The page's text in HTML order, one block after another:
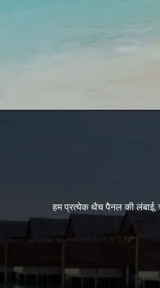
हम प्रत्येक थैच पैनल की लंबाई,